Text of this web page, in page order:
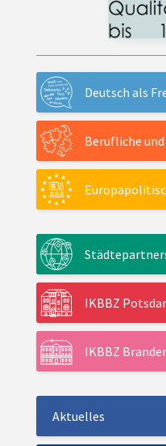
Deutsch als
Berufliche
IKBBZ
IKBBZ
Aktuelles